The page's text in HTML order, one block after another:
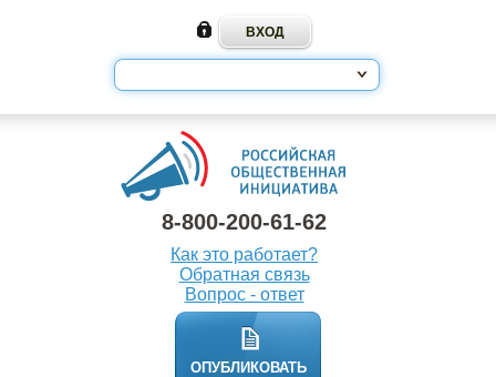
8-800-200-61-62
Как это работает?
Обратная связь
Вопрос - ответ
ОПУБЛИКОВАТЬ